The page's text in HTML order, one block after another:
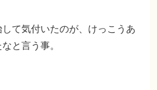
て気付いたのが、けっこうあ
と言う事。